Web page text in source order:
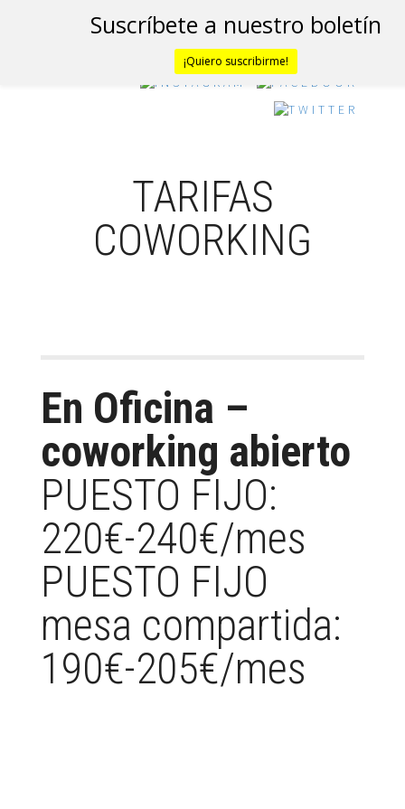
TARIFAS
COWORKING
En Oficina –
coworking abierto
PUESTO FIJO:
220€-240€/mes
PUESTO FIJO
mesa compartida:
190€-205€/mes
Suscríbete a nuestro boletín
¡Quiero suscribirme!